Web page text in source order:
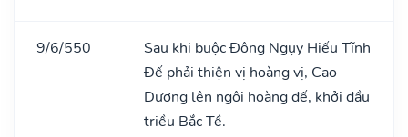
9/6/550
Sau khi buộc Đông Ngụy Hiếu Tĩnh
Đế phải thiện vị hoàng vị, Cao
Dương lên ngôi hoàng đế, khởi đầu
triều Bắc Tề.